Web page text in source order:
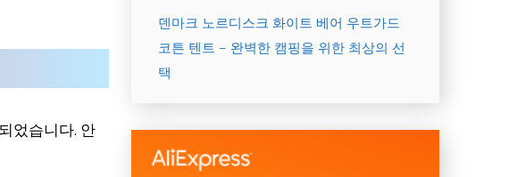
었습니다. 안
덴마크 노르디스크 화이트 베어 우트가드
코튼 텐트 – 완벽한 캠핑을 위한 최상의 선
택